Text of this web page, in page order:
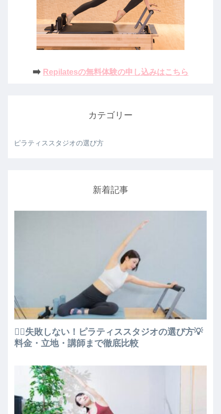
➡️ Repilatesの無料体験の申し込みはこちら
カテゴリー
ピラティススタジオの選び方
新着記事
🧘‍♀️失敗しない！ピラティススタジオの選び方💡
料金・立地・講師まで徹底比較